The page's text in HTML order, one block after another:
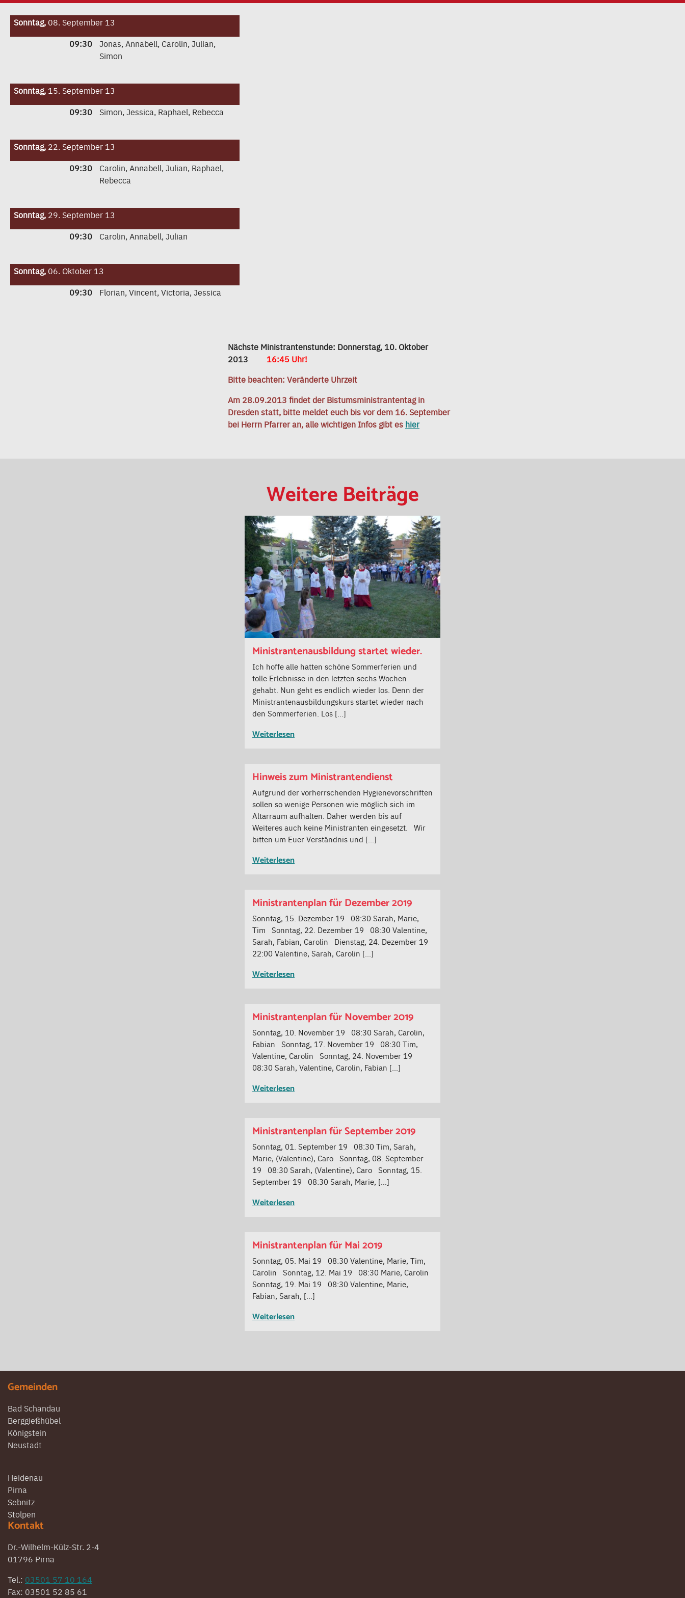
Sonntag, 08. September 13
09:30
Jonas, Annabell, Carolin, Julian,
Simon
Sonntag, 15. September 13
09:30
Simon, Jessica, Raphael, Rebecca
Sonntag, 22. September 13
09:30
Carolin, Annabell, Julian, Raphael,
Rebecca
Sonntag, 29. September 13
09:30
Carolin, Annabell, Julian
Sonntag, 06. Oktober 13
09:30
Florian, Vincent, Victoria, Jessica
Nächste Ministrantenstunde: Donnerstag, 10. Oktober
2013 16:45 Uhr!
Bitte beachten: Veränderte Uhrzeit
Am 28.09.2013 findet der Bistumsministrantentag in
Dresden statt, bitte meldet euch bis vor dem 16. September
bei Herrn Pfarrer an, alle wichtigen Infos gibt es hier
Weitere Beiträge
Ministrantenausbildung startet wieder.
Ich hoffe alle hatten schöne Sommerferien und
tolle Erlebnisse in den letzten sechs Wochen
gehabt. Nun geht es endlich wieder los. Denn der
Ministrantenausbildungskurs startet wieder nach
den Sommerferien. Los […]
Weiterlesen
Hinweis zum Ministrantendienst
Aufgrund der vorherrschenden Hygienevorschriften
sollen so wenige Personen wie möglich sich im
Altarraum aufhalten. Daher werden bis auf
Weiteres auch keine Ministranten eingesetzt. Wir
bitten um Euer Verständnis und […]
Weiterlesen
Ministrantenplan für Dezember 2019
Sonntag, 15. Dezember 19 08:30 Sarah, Marie,
Tim Sonntag, 22. Dezember 19 08:30 Valentine,
Sarah, Fabian, Carolin Dienstag, 24. Dezember 19
22:00 Valentine, Sarah, Carolin […]
Weiterlesen
Ministrantenplan für November 2019
Sonntag, 10. November 19 08:30 Sarah, Carolin,
Fabian Sonntag, 17. November 19 08:30 Tim,
Valentine, Carolin Sonntag, 24. November 19
08:30 Sarah, Valentine, Carolin, Fabian […]
Weiterlesen
Ministrantenplan für September 2019
Sonntag, 01. September 19 08:30 Tim, Sarah,
Marie, (Valentine), Caro Sonntag, 08. September
19 08:30 Sarah, (Valentine), Caro Sonntag, 15.
September 19 08:30 Sarah, Marie, […]
Weiterlesen
Ministrantenplan für Mai 2019
Sonntag, 05. Mai 19 08:30 Valentine, Marie, Tim,
Carolin Sonntag, 12. Mai 19 08:30 Marie, Carolin
Sonntag, 19. Mai 19 08:30 Valentine, Marie,
Fabian, Sarah, […]
Weiterlesen
Gemeinden
Bad Schandau
Berggießhübel
Königstein
Neustadt
Heidenau
Pirna
Sebnitz
Stolpen
Kontakt
Dr.-Wilhelm-Külz-Str. 2-4
01796 Pirna
Tel.: 03501 57 10 164
Fax: 03501 52 85 61